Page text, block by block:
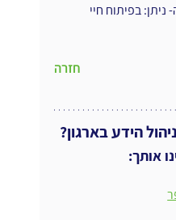
בפיתוח חיי
חזרה
הידע בארגון?
אותך: